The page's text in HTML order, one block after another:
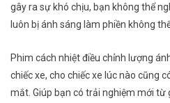
gây ra sự khó chịu, bạn không thể
luôn bị ánh sáng làm phiền không
Phim cách nhiệt điều chỉnh lượng
chiếc xe, cho chiếc xe lúc nào cũng
mắt. Giúp bạn có trải nghiệm mới từ